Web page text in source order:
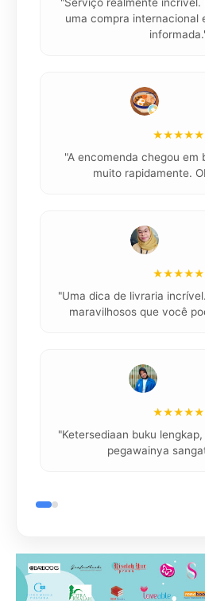
uma compra internacional
★★★★★
"A encomenda chegou em
muito rapidamente.
★★★★★
"Uma dica de livraria
maravilhosos que você
★★★★★
"Ketersediaan buku
pegawainya